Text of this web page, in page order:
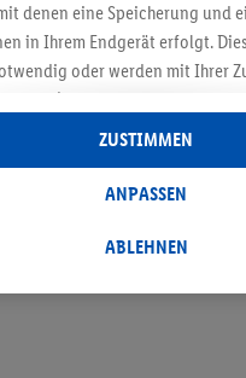
€ Versand
denen eine Speicherung und
in Ihrem Endgerät erfolgt.
oder werden mit Ihrer
(u.a.
im Zusammenhang mit dem
oder für personalisierte
für personalisierte
ABLEHNEN
ANPASSEN
ZUSTIMMEN